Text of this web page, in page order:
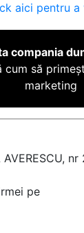
aici pentru a
compania
cum să
marketing
AVERESCU, nr
pe